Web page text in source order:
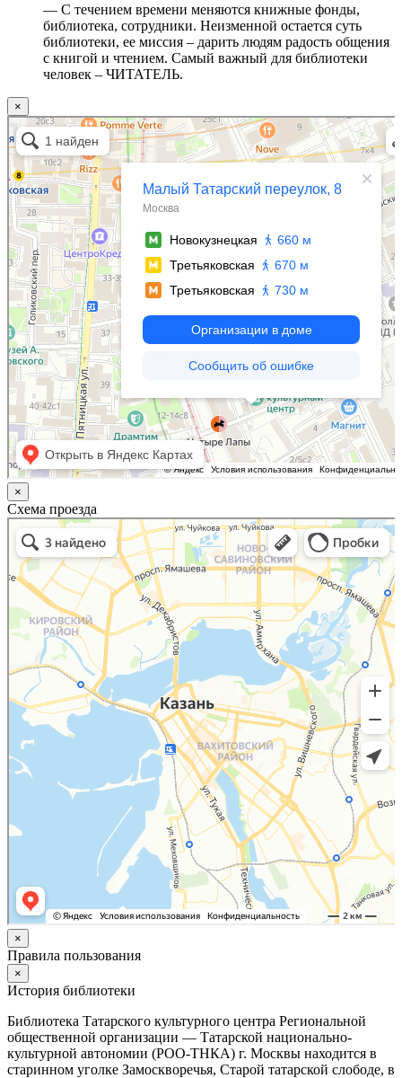
— С течением времени меняются книжные фонды,
библиотека, сотрудники. Неизменной остается суть
библиотеки, ее миссия – дарить людям радость общения
с книгой и чтением. Самый важный для библиотеки
человек – ЧИТАТЕЛЬ.
×
Москва
Малый Татарский переулок, 8 на карте Москвы, ближайшее метро Новокузнецкая —
Яндекс.Карты
×
Схема проезда
Казань
Малый Татарский переулок, 8 на карте Москвы, ближайшее метро Новокузнецкая —
Яндекс.Карты
×
Правила пользования
×
История библиотеки
Библиотека Татарского культурного центра Региональной
общественной организации — Татарской национально-
культурной автономии (РОО-ТНКА) г. Москвы находится в
старинном уголке Замоскворечья, Старой татарской слободе, в